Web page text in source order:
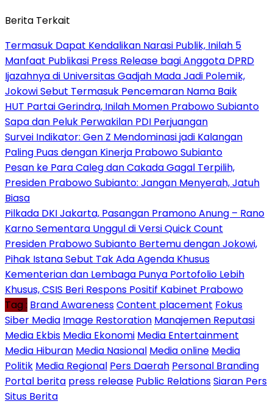
Berita Terkait
Termasuk Dapat Kendalikan Narasi Publik, Inilah 5
Manfaat Publikasi Press Release bagi Anggota DPRD
Ijazahnya di Universitas Gadjah Mada Jadi Polemik,
Jokowi Sebut Termasuk Pencemaran Nama Baik
HUT Partai Gerindra, Inilah Momen Prabowo Subianto
Sapa dan Peluk Perwakilan PDI Perjuangan
Survei Indikator: Gen Z Mendominasi jadi Kalangan
Paling Puas dengan Kinerja Prabowo Subianto
Pesan ke Para Caleg dan Cakada Gagal Terpilih,
Presiden Prabowo Subianto: Jangan Menyerah, Jatuh
Biasa
Pilkada DKI Jakarta, Pasangan Pramono Anung – Rano
Karno Sementara Unggul di Versi Quick Count
Presiden Prabowo Subianto Bertemu dengan Jokowi,
Pihak Istana Sebut Tak Ada Agenda Khusus
Kementerian dan Lembaga Punya Portofolio Lebih
Khusus, CSIS Beri Respons Positif Kabinet Prabowo
Tag : Brand AwarenessContent placement Fokus
Siber Media Image Restoration Manajemen Reputasi
Media Ekbis Media Ekonomi Media Entertainment
Media Hiburan Media Nasional Media online Media
Politik Media Regional Pers Daerah Personal Branding
Portal berita press release Public RelationsSiaran Pers
Situs Berita